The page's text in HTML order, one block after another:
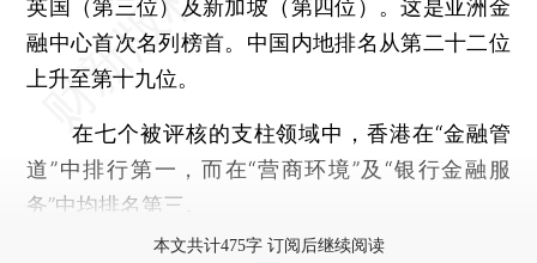
英国（第三位）及新加坡（第四位）。这是亚洲金
融中心首次名列榜首。中国内地排名从第二十二位
上升至第十九位。
在七个被评核的支柱领域中，香港在“金融管
道”中排行第一，而在“营商环境”及“银行金融服
务”中均排名第三。
本文共计475字 订阅后继续阅读